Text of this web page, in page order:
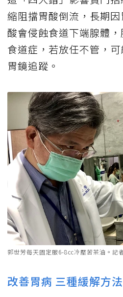
縮阻擋胃酸倒流，長期
酸會侵蝕食道下端腺體
食道症，若放任不管，
胃鏡追蹤。
郭世芳每天固定服6-8㏄冷壓苦茶油。記
改善胃病 三種緩解方法